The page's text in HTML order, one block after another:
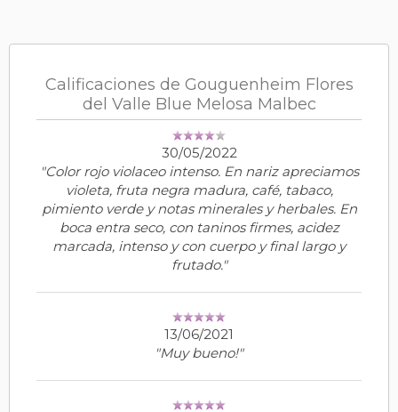
Calificaciones de Gouguenheim Flores
del Valle Blue Melosa Malbec
30/05/2022
"Color rojo violaceo intenso. En nariz apreciamos
violeta, fruta negra madura, café, tabaco,
pimiento verde y notas minerales y herbales. En
boca entra seco, con taninos firmes, acidez
marcada, intenso y con cuerpo y final largo y
frutado."
13/06/2021
"Muy bueno!"